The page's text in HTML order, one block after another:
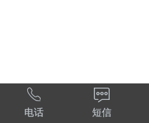

电话

短信